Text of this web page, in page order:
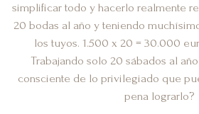
simplificar todo y hacerlo realmente
20 bodas al año y teniendo
los tuyos. 1.500 x 20 = 30.000
Trabajando solo 20 sábados al
consciente de lo privilegiado que
pena lograrlo?